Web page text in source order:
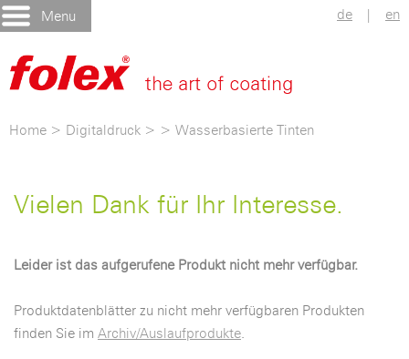
Menu de | en
Home > Digitaldruck > > Wasserbasierte Tinten
Vielen Dank für Ihr Interesse.
Leider ist das aufgerufene Produkt nicht mehr verfügbar.
Produktdatenblätter zu nicht mehr verfügbaren Produkten
finden Sie im Archiv/Auslaufprodukte.